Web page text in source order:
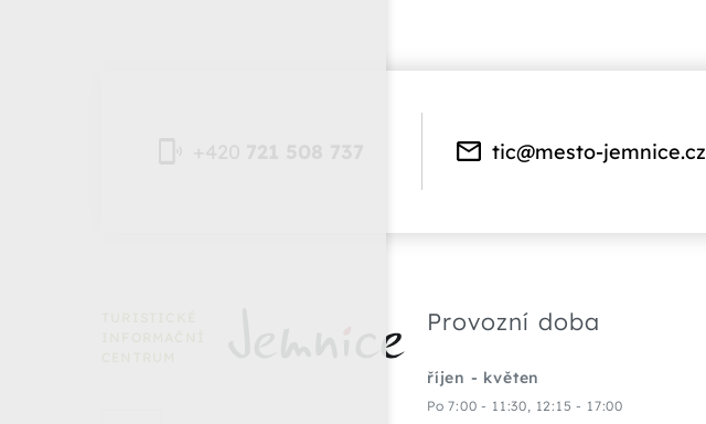
tic@mesto-jemnice.cz
Provozní doba
říjen - květen
Po 7:00 - 11:30, 12:15 - 17:00